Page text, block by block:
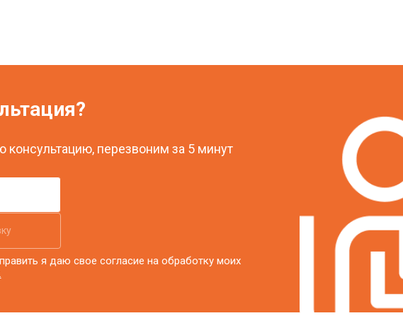
консультацию, перезвоним за 5 минут
я даю свое согласие на обработку моих